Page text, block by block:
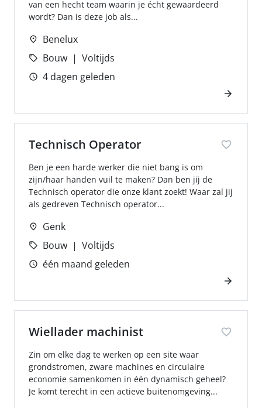
van een hecht team waarin je écht gewaardeerd
wordt? Dan is deze job als...
Benelux
Bouw
Voltijds
4 dagen geleden
Technisch Operator
Ben je een harde werker die niet bang is om
zijn/haar handen vuil te maken? Dan ben jij de
Technisch operator die onze klant zoekt! Waar zal jij
als gedreven Technisch operator...
Genk
Bouw
Voltijds
één maand geleden
Wiellader machinist
Zin om elke dag te werken op een site waar
grondstromen, zware machines en circulaire
economie samenkomen in één dynamisch geheel?
Je komt terecht in een actieve buitenomgeving...